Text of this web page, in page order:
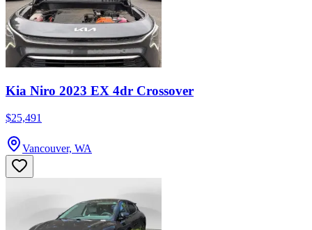
Kia Niro 2023 EX 4dr Crossover
$25,491
Vancouver, WA